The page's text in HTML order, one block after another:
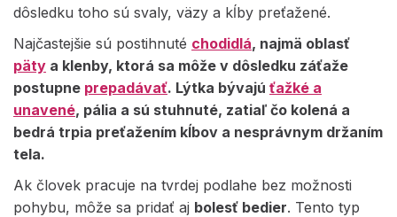
dôsledku toho sú svaly, väzy a kĺby preťažené.
Najčastejšie sú postihnuté chodidlá, najmä oblasť
päty a klenby, ktorá sa môže v dôsledku záťaže
postupne prepadávať. Lýtka bývajú ťažké a
unavené, pália a sú stuhnuté, zatiaľ čo kolená a
bedrá trpia preťažením kĺbov a nesprávnym držaním
tela.
Ak človek pracuje na tvrdej podlahe bez možnosti
pohybu, môže sa pridať aj bolesť bedier. Tento typ